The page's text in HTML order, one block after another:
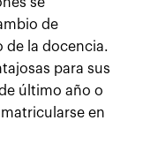
se
de
de la docencia.
para sus
último año o
en